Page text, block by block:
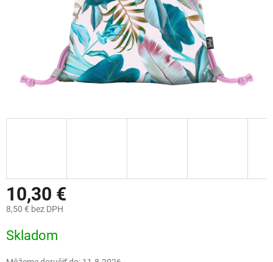
10,30 €
8,50 € bez DPH
cena:
Skladom